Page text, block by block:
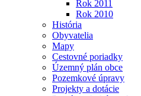
Rok 2011
Rok 2010
História
Obyvatelia
Mapy
Cestovné poriadky
Územný plán obce
Pozemkové úpravy
Projekty a dotácie